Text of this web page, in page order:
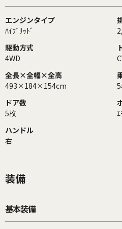
エンジンタイプ
ﾊｲﾌﾞﾘｯﾄﾞ
駆動方式
4WD
全長×全幅×全高
493×184×154cm
ドア数
5枚
ハンドル
右
装備
基本装備